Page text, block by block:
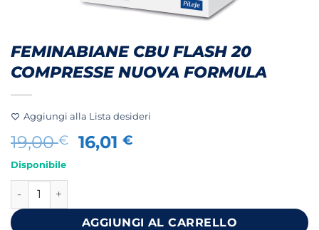
FEMINABIANE CBU FLASH 20
COMPRESSE NUOVA FORMULA
Aggiungi alla Lista desideri
19,00€
Il
19,00 €.
16,01€
16,01 €.
Disponibile
FEMINABIANE CBU FLASH 20 COMPRESSE NUOVA
AGGIUNGI AL CARRELLO